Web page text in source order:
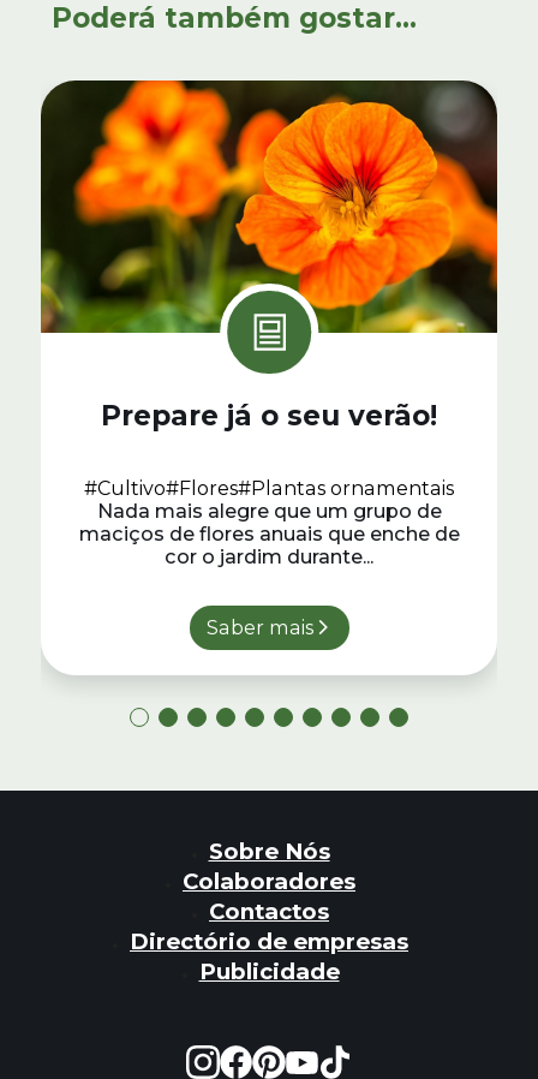
Poderá também gostar...
Prepare já o seu verão!
#Cultivo#Flores#Plantas ornamentais
Nada mais alegre que um grupo de
maciços de flores anuais que enche de
cor o jardim durante...
Saber mais
Sobre Nós
Colaboradores
Contactos
Directório de empresas
Publicidade